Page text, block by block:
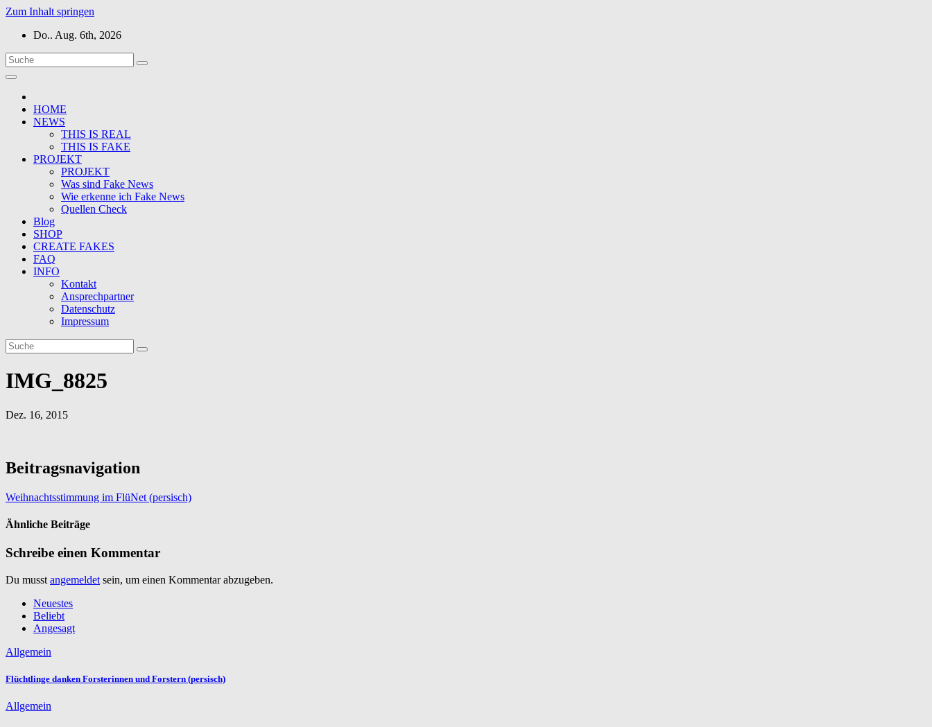
Zum Inhalt springen
Do.. Aug. 6th, 2026
HOME
NEWS
THIS IS REAL
THIS IS FAKE
PROJEKT
PROJEKT
Was sind Fake News
Wie erkenne ich Fake News
Quellen Check
Blog
SHOP
CREATE FAKES
FAQ
INFO
Kontakt
Ansprechpartner
Datenschutz
Impressum
IMG_8825
Dez. 16, 2015
Beitragsnavigation
Weihnachtsstimmung im FlüNet (persisch)
Ähnliche Beiträge
Schreibe einen Kommentar
Du musst angemeldet sein, um einen Kommentar abzugeben.
Neuestes
Beliebt
Angesagt
Allgemein
Flüchtlinge danken Forsterinnen und Forstern (persisch)
Allgemein